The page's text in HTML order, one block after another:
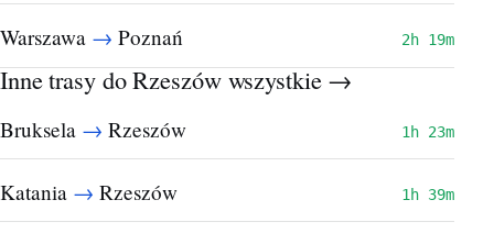
Warszawa → Poznań 2h 19m
Inne trasy do Rzeszówwszystkie →
Bruksela → Rzeszów 1h 23m
Katania → Rzeszów 1h 39m